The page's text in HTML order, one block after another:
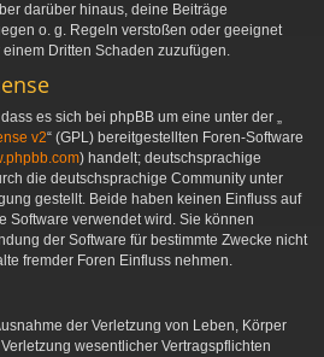
darüber hinaus, deine Beiträge
o. g. Regeln verstoßen oder geeignet
Dritten Schaden zuzufügen.
es sich bei phpBB um eine unter der „
v2“ (GPL) bereitgestellten Foren-Software
) handelt; deutschsprachige
die deutschsprachige Community unter
gestellt. Beide haben keinen Einfluss auf
Software verwendet wird. Sie können
der Software für bestimmte Zwecke nicht
fremder Foren Einfluss nehmen.
der Verletzung von Leben, Körper
wesentlicher Vertragspflichten